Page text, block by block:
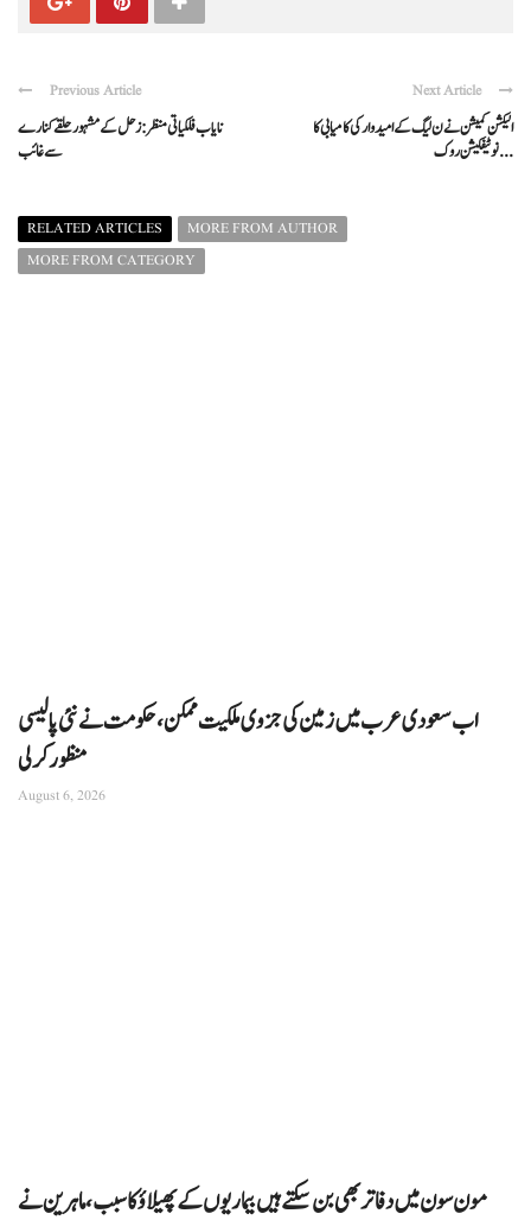
Previous Article
نایاب فلکیاتی منظر: زحل کے مشہور حلقے کنارے
سے غائب
Next Article
الیکشن کمیشن نے ن لیگ کے امیدوار کی کامیابی کا
نوٹیفکیشن روک ...
RELATED ARTICLES
MORE FROM AUTHOR
MORE FROM CATEGORY
اب سعودی عرب میں زمین کی جزوی ملکیت ممکن، حکومت نے نئی پالیسی
منظور کرلی
August 6, 2026
مون سون میں دفاتر بھی بن سکتے ہیں بیماریوں کے پھیلاؤ کا سبب، ماہرین نے